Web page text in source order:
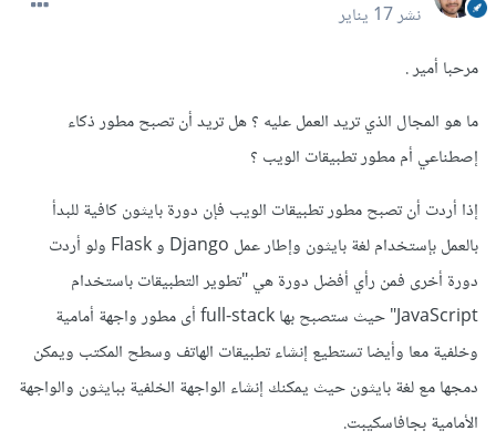
نشر17 يناير
مرحبا أمير .
ما هو المجال الذي تريد العمل عليه ؟ هل تريد أن تصبح مطور ذكاء
إصطناعي أم مطور تطبيقات الويب ؟
إذا أردت أن تصبح مطور تطبيقات الويب فإن دورة بايثون كافية للبدأ
بالعمل بإستخدام لغة بايثون وإطار عمل Django و Flask ولو أردت
دورة أخرى فمن رأي أفضل دورة هي "تطوير التطبيقات باستخدام
JavaScript" حيث ستصبح بها full-stack أى مطور واجهة أمامية
وخلفية معا وأيضا تستطيع إنشاء تطبيقات الهاتف وسطح المكتب ويمكن
دمجها مع لغة بايثون حيث يمكنك إنشاء الواجهة الخلفية ببايثون والواجهة
الأمامية بجافاسكيبت.